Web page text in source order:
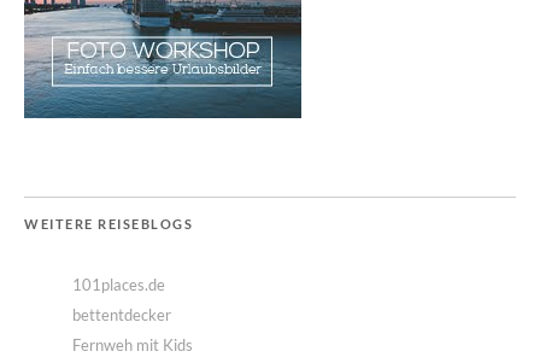
WEITERE REISEBLOGS
101places.de
bettentdecker
Fernweh mit Kids